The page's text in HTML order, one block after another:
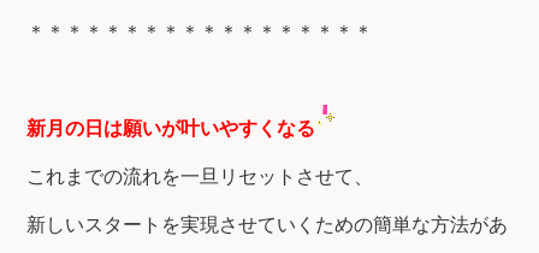
＊＊＊＊＊＊＊＊＊＊＊＊＊＊＊＊＊＊
新月の日は願いが叶いやすくなる
これまでの流れを一旦リセットさせて、
新しいスタートを実現させていくための簡単な方法があ